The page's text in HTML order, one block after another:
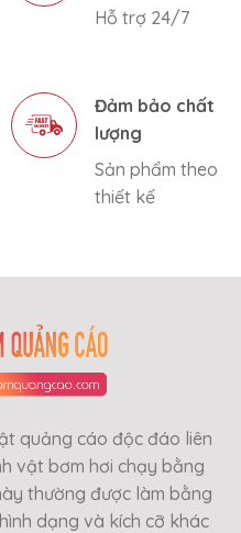
Hỗ trợ 24/7
Đảm bảo chất
lượng
Sản phẩm theo
thiết kế
quảng cáo độc đáo liên
vật bơm hơi chạy bằng
thường được làm bằng
dạng và kích cỡ khác